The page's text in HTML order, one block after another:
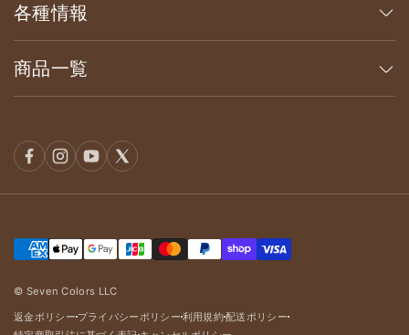
各種情報
商品一覧
© Seven Colors LLC
返金ポリシー
dot
プライバシーポリシー
dot
利用規約
dot
配送ポリシー